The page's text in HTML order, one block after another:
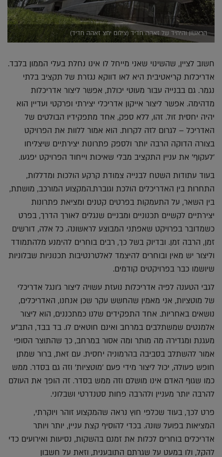
הראשון והיחיד של זאהה חדיד (צילום יחצ זאהה חדיד)
חשוב לציין, שהשינוי שאני מייחל לו אינו נחלת בעלי הממון בלבד.
אדריכלות קריאטיבית היא לאו דווקא נגזרת של תקציב בלתי
נגמר. גם בבנייה עבור מעוטי יכולת, אפשר ליצור אדריכלות
מדהימה. אפשר ליצור אייקון אדריכלי יצירתי ופרקטי ועדיין הוא
יהיה יחסית זול. זהו, ללא ספק, אחד מתפקידיו הבולטים של
האדריכל – לגרום לזה לקרות. הוא אמור ללוות את הפרויקט
בצורה הדוקה הרבה יותר ולספק פתרונות יצירתיים שיצליחו
'לעקוף' את עניין התקציב מבלי שאיכות וייחוד הפרויקט יפגעו.
בעוד עתודות השטח לבנייה צמודת קרקע הולכות ומדללות,
התחרות בין האדריכלים הולכת וגוברת.המקצוע המורכב, מושתת,
בין השאר, על התעמקות בפרטים קטנים ומציאת פתרונות
יצירתיים לקשיים תכנוניים ומבניים שנגלים לאורך הדרך, בפרט
כשמדובר בפרויקט שאפתני המבוצע לראשונה. כל אלה, דורשים
זמן, הרבה זמן. ובדיוק בשל כך, רבים בוחרים להימנע מלהתמודד
וליצור יש מאין ובוחרים להיצמד לאלטרנטיבות תכנוניות שבלוניות
שיושמו כבר בפרויקטים קודמים.
לגבי הטענה לפיה אדריכלות נועזת עשויה ליצור ג'ונגל אדריכלי
של מוטציות, אני מאמין שהחשש עקר שכן אנחנו, האדריכלים,
נושאים באחריות. אחד התפקידים שלנו כמתכננים, הוא ליצור
אלמנטים שמשתלבים במרחב ואינם חוטאים לו. בד בבד, התב"ע
מעגנת ומגדירה מה מותר ומה אסור במרחב, כך שהתוצר הסופי
אמור להשתלב בסביבה בהרמוניה יחסית. עם זאת, ברור שמתן
חופש פעולה, יכול ליצור מידי פעם 'מוטציות' וזה גם בסדר. ממש
כמו שגוף האדם אינו מושלם וזה ממש בסדר. זה הופך את העולם
להרבה יותר מעניין ולהרבה פחות סטנדרטי ושבלוני.
פרט לכך, בעוד שכלפי חוץ נראה שהמקצוע זוהר ויוקרתי,
המציאות בפועל שונה. בכדי להוסיף קצת עניין, יותר ויותר
אדריכלים בוחרים לכלות את זמנם בהשקות, נסיעות ואירועים כדי
להקל, ולו במעט על שגרתם התובענית, וזאת על חשבון